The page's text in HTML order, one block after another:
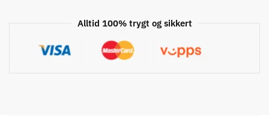
Alltid 100% trygt og sikkert